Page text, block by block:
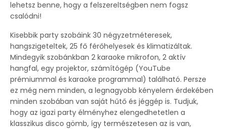
lehetsz benne, hogy a felszereltségben nem fogsz
csalódni!
Kisebbik party szobáink 30 négyzetméteresek,
hangszigeteltek, 25 fő férőhelyesek és klimatizáltak.
Mindegyik szobánkban 2 karaoke mikrofon, 2 aktív
hangfal, egy projektor, számítógép (YouTube
prémiummal és karaoke programmal) található. Persze
ez még nem minden, a legnagyobb kényelem érdekében
minden szobában van saját hűtő és jéggép is. Tudjuk,
hogy az igazi party élményhez elengedhetetlen a
klasszikus disco gömb, így természetesen az is van,